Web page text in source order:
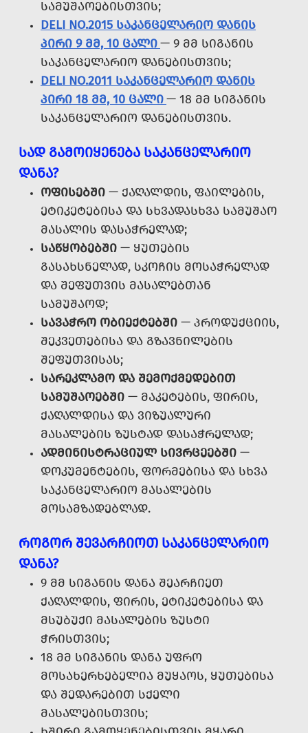
ᲡᲐᲛᲣᲨᲐᲝᲔᲑᲘᲡᲗᲕᲘᲡ;
DELI NO.2015 ᲡᲐᲙᲐᲜᲪᲔᲚᲐᲠᲘᲝ ᲓᲐᲜᲘᲡ
ᲞᲘᲠᲘ 9 ᲛᲛ, 10 ᲪᲐᲚᲘ— 9 ᲛᲛ ᲡᲘᲒᲐᲜᲘᲡ
ᲡᲐᲙᲐᲜᲪᲔᲚᲐᲠᲘᲝ ᲓᲐᲜᲔᲑᲘᲡᲗᲕᲘᲡ;
DELI NO.2011 ᲡᲐᲙᲐᲜᲪᲔᲚᲐᲠᲘᲝ ᲓᲐᲜᲘᲡ
ᲞᲘᲠᲘ 18 ᲛᲛ, 10 ᲪᲐᲚᲘ— 18 ᲛᲛ ᲡᲘᲒᲐᲜᲘᲡ
ᲡᲐᲙᲐᲜᲪᲔᲚᲐᲠᲘᲝ ᲓᲐᲜᲔᲑᲘᲡᲗᲕᲘᲡ.
ᲡᲐᲓ ᲒᲐᲛᲝᲘᲧᲔᲜᲔᲑᲐ ᲡᲐᲙᲐᲜᲪᲔᲚᲐᲠᲘᲝ
ᲓᲐᲜᲐ?
ᲝᲤᲘᲡᲔᲑᲨᲘ — ᲥᲐᲦᲐᲚᲓᲘᲡ, ᲤᲐᲘᲚᲔᲑᲘᲡ,
ᲔᲢᲘᲙᲔᲢᲔᲑᲘᲡᲐ ᲓᲐ ᲡᲮᲕᲐᲓᲐᲡᲮᲕᲐ ᲡᲐᲛᲣᲨᲐᲝ
ᲛᲐᲡᲐᲚᲘᲡ ᲓᲐᲡᲐᲭᲠᲔᲚᲐᲓ;
ᲡᲐᲬᲧᲝᲑᲔᲑᲨᲘ — ᲧᲣᲗᲔᲑᲘᲡ
ᲒᲐᲡᲐᲮᲡᲜᲔᲚᲐᲓ, ᲡᲙᲝᲩᲘᲡ ᲛᲝᲡᲐᲭᲠᲔᲚᲐᲓ
ᲓᲐ ᲨᲔᲤᲣᲗᲕᲘᲡ ᲛᲐᲡᲐᲚᲔᲑᲗᲐᲜ
ᲡᲐᲛᲣᲨᲐᲝᲓ;
ᲡᲐᲕᲐᲭᲠᲝ ᲝᲑᲘᲔᲥᲢᲔᲑᲨᲘ — ᲞᲠᲝᲓᲣᲥᲪᲘᲘᲡ,
ᲨᲔᲙᲕᲔᲗᲔᲑᲘᲡᲐ ᲓᲐ ᲒᲖᲐᲕᲜᲘᲚᲔᲑᲘᲡ
ᲨᲔᲤᲣᲗᲕᲘᲡᲐᲡ;
ᲡᲐᲠᲔᲙᲚᲐᲛᲝ ᲓᲐ ᲨᲔᲛᲝᲥᲛᲔᲓᲔᲑᲘᲗ
ᲡᲐᲛᲣᲨᲐᲝᲔᲑᲨᲘ — ᲛᲐᲙᲔᲢᲔᲑᲘᲡ, ᲤᲘᲠᲘᲡ,
ᲥᲐᲦᲐᲚᲓᲘᲡᲐ ᲓᲐ ᲕᲘᲖᲣᲐᲚᲣᲠᲘ
ᲛᲐᲡᲐᲚᲔᲑᲘᲡ ᲖᲣᲡᲢᲐᲓ ᲓᲐᲡᲐᲭᲠᲔᲚᲐᲓ;
ᲐᲓᲛᲘᲜᲘᲡᲢᲠᲐᲪᲘᲣᲚ ᲡᲘᲕᲠᲪᲔᲔᲑᲨᲘ —
ᲓᲝᲙᲣᲛᲔᲜᲢᲔᲑᲘᲡ, ᲤᲝᲠᲛᲔᲑᲘᲡᲐ ᲓᲐ ᲡᲮᲕᲐ
ᲡᲐᲙᲐᲜᲪᲔᲚᲐᲠᲘᲝ ᲛᲐᲡᲐᲚᲔᲑᲘᲡ
ᲛᲝᲡᲐᲛᲖᲐᲓᲔᲑᲚᲐᲓ.
ᲠᲝᲒᲝᲠ ᲨᲔᲕᲐᲠᲩᲘᲝᲗ ᲡᲐᲙᲐᲜᲪᲔᲚᲐᲠᲘᲝ
ᲓᲐᲜᲐ?
9 ᲛᲛ ᲡᲘᲒᲐᲜᲘᲡ ᲓᲐᲜᲐ ᲨᲔᲐᲠᲩᲘᲔᲗ
ᲥᲐᲦᲐᲚᲓᲘᲡ, ᲤᲘᲠᲘᲡ, ᲔᲢᲘᲙᲔᲢᲔᲑᲘᲡᲐ ᲓᲐ
ᲛᲡᲣᲑᲣᲥᲘ ᲛᲐᲡᲐᲚᲔᲑᲘᲡ ᲖᲣᲡᲢᲘ
ᲭᲠᲘᲡᲗᲕᲘᲡ;
18 ᲛᲛ ᲡᲘᲒᲐᲜᲘᲡ ᲓᲐᲜᲐ ᲣᲤᲠᲝ
ᲛᲝᲡᲐᲮᲔᲠᲮᲔᲑᲔᲚᲘᲐ ᲛᲣᲧᲐᲝᲡ, ᲧᲣᲗᲔᲑᲘᲡᲐ
ᲓᲐ ᲨᲔᲓᲐᲠᲔᲑᲘᲗ ᲡᲥᲔᲚᲘ
ᲛᲐᲡᲐᲚᲔᲑᲘᲡᲗᲕᲘᲡ;